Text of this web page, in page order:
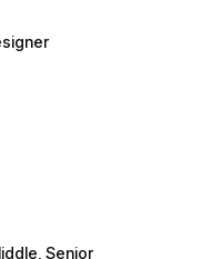
Senior